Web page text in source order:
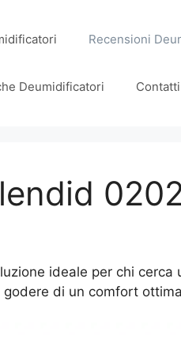
Recensioni
Deumidificatori Contatti
ideale per chi
di un comfort